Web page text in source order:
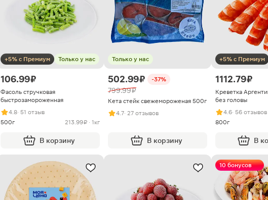
+5% с Премиум Только у нас
106.99 ₽
Фасоль стручковая
быстрозамороженная
4.8· 51 отзыв
500г
213.99 ₽ · 1кг
В корзину
Только у нас
502.99 ₽ -37%
799.99 ₽
Кета стейк свежемороженая 500г
4.7· 27 отзывов
В корзину
+5% с Премиум
1112.79 ₽
Креветка
без головы
4.6· 56 отзывов
800г
В
10 бонусов